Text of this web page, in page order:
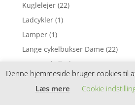
Kuglelejer (22)
Ladcykler (1)
Lamper (1)
Lange cykelbukser Dame (22)
Lange cykelbukser Herre
Lappegrej (68)
Lædersadler (3)
Denne hjemmeside bruger cookies til
Læs mere
Cookie